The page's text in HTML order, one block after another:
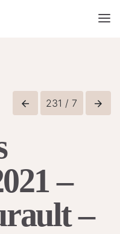
arrow_back 231 / 7 arrow_forward
–
–